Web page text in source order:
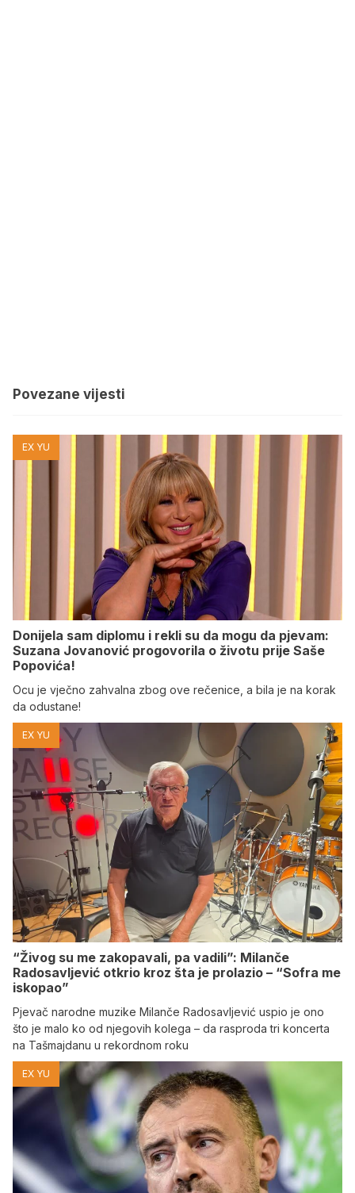
Povezane vijesti
EX YU
Donijela sam diplomu i rekli su da mogu da pjevam:
Suzana Jovanović progovorila o životu prije Saše
Popovića!
Ocu je vječno zahvalna zbog ove rečenice, a bila je na korak
da odustane!
EX YU
“Živog su me zakopavali, pa vadili”: Milanče
Radosavljević otkrio kroz šta je prolazio – “Sofra me
iskopao”
Pjevač narodne muzike Milanče Radosavljević uspio je ono
što je malo ko od njegovih kolega – da rasproda tri koncerta
na Tašmajdanu u rekordnom roku
EX YU